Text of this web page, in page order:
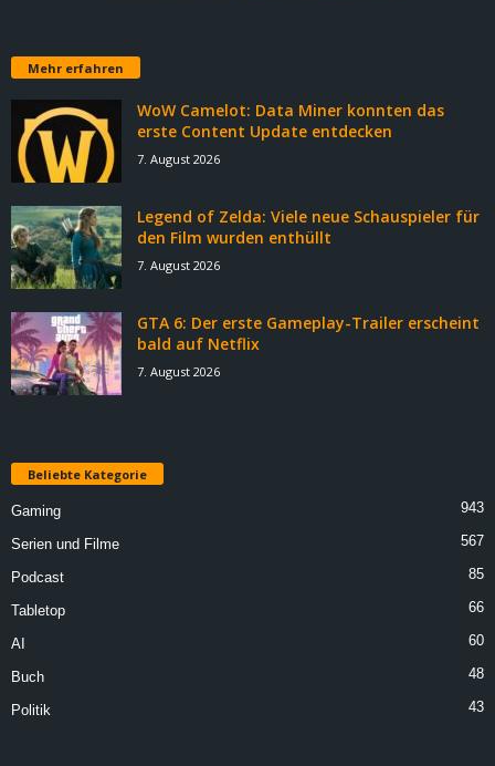
Mehr erfahren
WoW Camelot: Data Miner konnten das
erste Content Update entdecken
7. August 2026
Legend of Zelda: Viele neue Schauspieler für
den Film wurden enthüllt
7. August 2026
GTA 6: Der erste Gameplay-Trailer erscheint
bald auf Netflix
7. August 2026
Beliebte Kategorie
Gaming 943
Serien und Filme 567
Podcast 85
Tabletop 66
AI 60
Buch 48
Politik 43